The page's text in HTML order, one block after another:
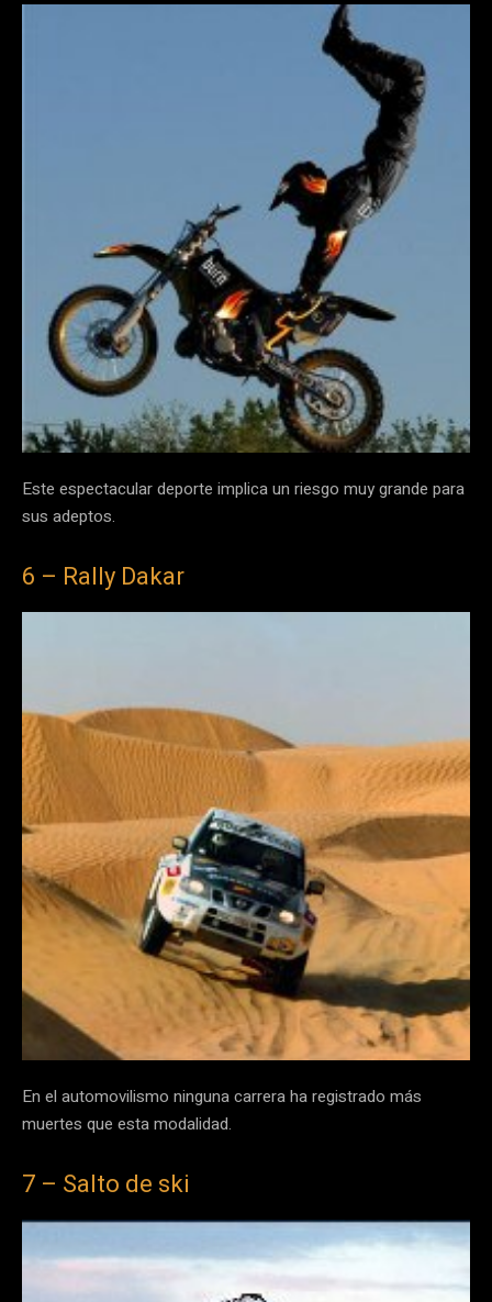
Este espectacular deporte implica un riesgo muy grande para
sus adeptos.
6 – Rally Dakar
En el automovilismo ninguna carrera ha registrado más
muertes que esta modalidad.
7 – Salto de ski